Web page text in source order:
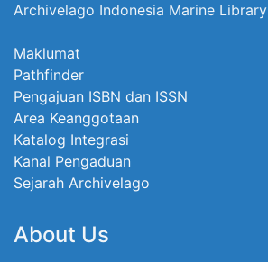
Archivelago Indonesia Marine Library
Maklumat
Pathfinder
Pengajuan ISBN dan ISSN
Area Keanggotaan
Katalog Integrasi
Kanal Pengaduan
Sejarah Archivelago
About Us